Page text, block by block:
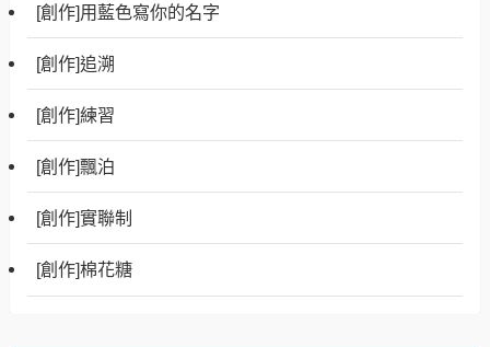
[創作]用藍色寫你的名字
[創作]追溯
[創作]練習
[創作]飄泊
[創作]實聯制
[創作]棉花糖